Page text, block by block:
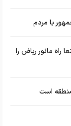
با مردم
راه مانور ریاض را
منطقه است